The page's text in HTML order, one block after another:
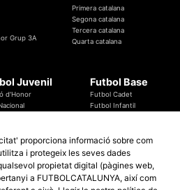
Grup 3A
Primera catalana
Segona catalana
Tercera catalana
Quarta catalana
Juvenil
d'Honor
Futbol Base
Futbol Cadet
Futbol Infantil
Especials
Copa Catalunya Absoluta 2019
Copa del Rei 2019 - 2020
proporciona informació sobre com
i protegeix les seves dades
propietat digital (pàgines web,
a FUTBOLCATALUNYA, així com